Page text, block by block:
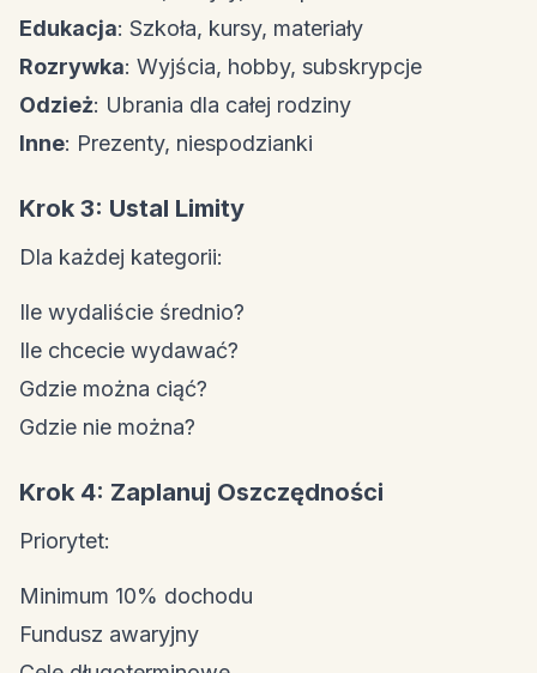
Edukacja: Szkoła, kursy, materiały
Rozrywka: Wyjścia, hobby, subskrypcje
Odzież: Ubrania dla całej rodziny
Inne: Prezenty, niespodzianki
Krok 3: Ustal Limity
Dla każdej kategorii:
Ile wydaliście średnio?
Ile chcecie wydawać?
Gdzie można ciąć?
Gdzie nie można?
Krok 4: Zaplanuj Oszczędności
Priorytet:
Minimum 10% dochodu
Fundusz awaryjny